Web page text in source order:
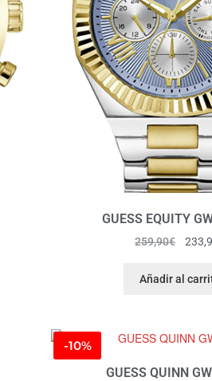
GUESS EQUITY
259,90€
Añadir al
-10%
GUESS QUINN